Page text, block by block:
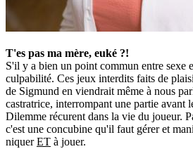
T'es pas ma mère, euké ?!
S'il y a bien un point commun entre sexe
culpabilité. Ces jeux interdits faits de
de Sigmund en viendrait même à nous
castratrice, interrompant une partie avant
Dilemme récurent dans la vie du joueur.
c'est une concubine qu'il faut gérer et
niquerET à jouer.